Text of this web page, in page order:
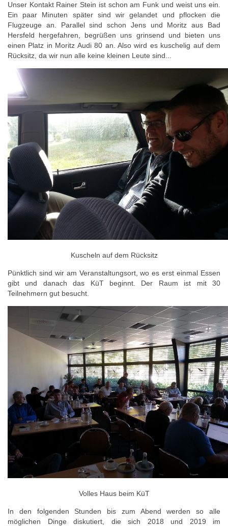
Unser Kontakt Rainer Stein ist schon am Funk und weist uns ein.
Ein paar Minuten später sind wir gelandet und pflocken die
Flugzeuge an. Parallel sind schon Jens und Moritz aus Bad
Hersfeld hergefahren, begrüßen uns grinsend und bieten uns
einen Platz in Moritz Audi 80 an. Also wird es kuschelig auf dem
Rücksitz, da wir nun alle keine kleinen Leute sind...
Kuscheln auf dem Rücksitz
Pünktlich sind wir am Veranstaltungsort, wo es erst einmal Essen
gibt und danach das KüT beginnt. Der Raum ist mit 30
Teilnehmern gut besucht.
Volles Haus beim KüT
In den folgenden Stunden bis zum Abend werden so alle
möglichen Dinge diskutiert, die sich 2018 und 2019 im